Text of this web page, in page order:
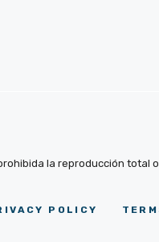
la reproducción total
POLICY